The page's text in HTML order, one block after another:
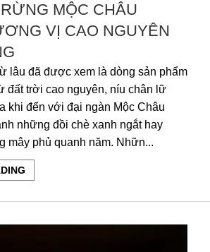
MỘC CHÂU
VỊ CAO NGUYÊN
lâu đã được xem là dòng sản phẩm
đất trời cao nguyên, níu chân lữ
khi đến với đại ngàn Mộc Châu
những đồi chè xanh ngắt hay
mây phủ quanh năm. Nhữn...